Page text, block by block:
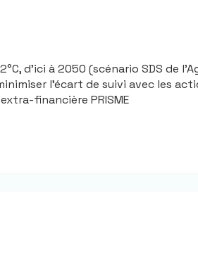
d'ici à 2050 (scénario SDS de
l'écart de suivi avec les
financière PRISME